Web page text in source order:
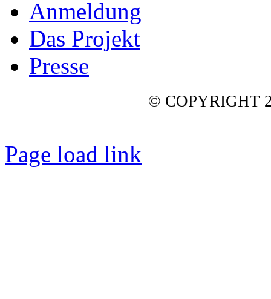
Anmeldung
Das Projekt
Presse
© COPYRIGHT
Page load link